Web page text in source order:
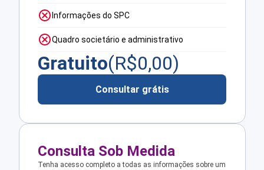
Informações do SPC
Quadro societário e administrativo
Gratuito(R$0,00)
Consultar grátis
Consulta Sob Medida
Tenha acesso completo a todas as informações sobre um